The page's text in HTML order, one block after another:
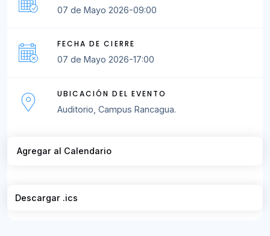
07 de Mayo 2026-09:00
FECHA DE CIERRE
07 de Mayo 2026-17:00
UBICACIÓN DEL EVENTO
Auditorio, Campus Rancagua.
Agregar al Calendario
Descargar .ics